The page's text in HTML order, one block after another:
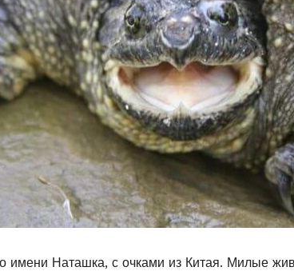
имени Наташка, с очками из Китая. Милые